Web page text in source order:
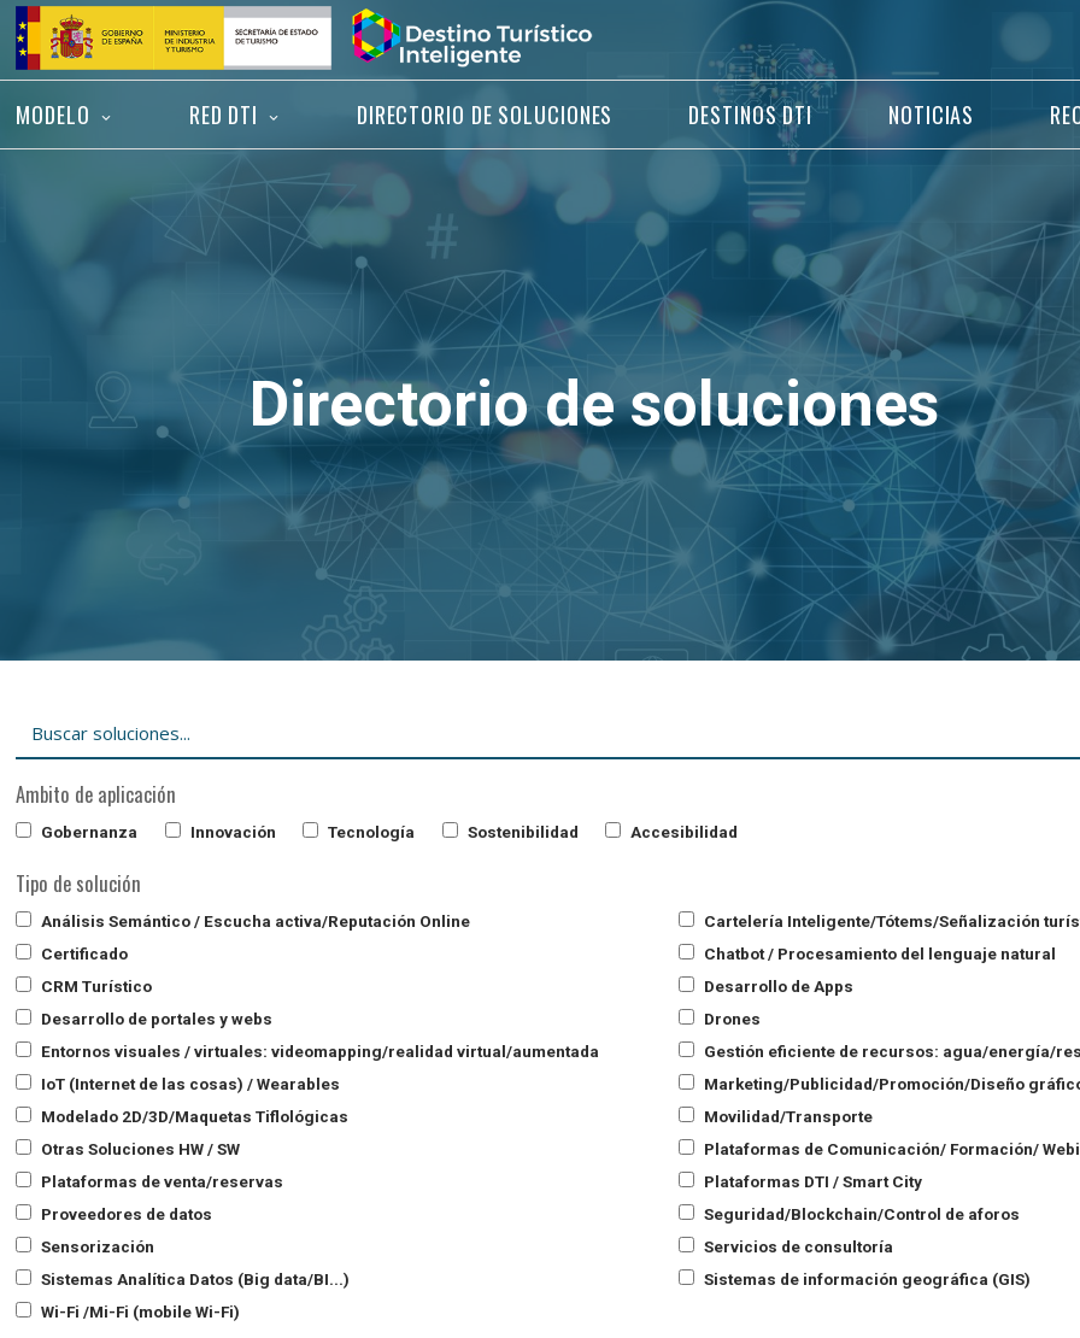
Saltar
contenido
Inicio
MODELO RED DTI DIRECTORIO DE SOLUCIONES DESTINOS DTI NOTICIAS
Directorio de soluciones
Ambito de aplicación
Gobernanza Innovación Tecnología Sostenibilidad Accesibilidad
Tipo de solución
Análisis Semántico / Escucha activa/Reputación Online
Cartelería Inteligente/Tótems/Señalización
Certificado
Chatbot / Procesamiento del lenguaje natural
CRM Turístico
Desarrollo de Apps
Desarrollo de portales y webs
Drones
Entornos visuales / virtuales: videomapping/realidad virtual/aumentada
Gestión eficiente de recursos: agua/energía/
IoT (Internet de las cosas) / Wearables
Marketing/Publicidad/Promoción/Diseño
Modelado 2D/3D/Maquetas Tiflológicas
Movilidad/Transporte
Otras Soluciones HW / SW
Plataformas de Comunicación/ Formación/
Plataformas de venta/reservas
Plataformas DTI / Smart City
Proveedores de datos
Seguridad/Blockchain/Control de aforos
Sensorización
Servicios de consultoría
Sistemas Analítica Datos (Big data/BI...)
Sistemas de información geográfica (GIS)
Wi-Fi /Mi-Fi (mobile Wi-Fi)